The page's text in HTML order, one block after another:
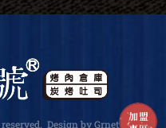
加盟
Design by Grnet.